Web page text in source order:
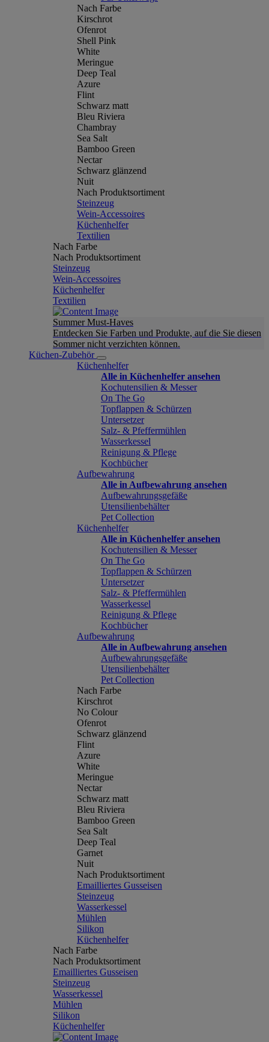
Nach Farbe
Kirschrot
Ofenrot
Shell Pink
White
Meringue
Deep Teal
Azure
Flint
Schwarz matt
Bleu Riviera
Chambray
Sea Salt
Bamboo Green
Nectar
Schwarz glänzend
Nuit
Nach Produktsortiment
Steinzeug
Wein-Accessoires
Küchenhelfer
Textilien
Nach Farbe
Nach Produktsortiment
Steinzeug
Wein-Accessoires
Küchenhelfer
Textilien
Summer Must-Haves
Entdecken Sie Farben und Produkte, auf die Sie diesen
Sommer nicht verzichten können.
Küchen-Zubehör
Küchenhelfer
Alle in Küchenhelfer ansehen
Kochutensilien & Messer
On The Go
Topflappen & Schürzen
Untersetzer
Salz- & Pfeffermühlen
Wasserkessel
Reinigung & Pflege
Kochbücher
Aufbewahrung
Alle in Aufbewahrung ansehen
Aufbewahrungsgefäße
Utensilienbehälter
Pet Collection
Küchenhelfer
Alle in Küchenhelfer ansehen
Kochutensilien & Messer
On The Go
Topflappen & Schürzen
Untersetzer
Salz- & Pfeffermühlen
Wasserkessel
Reinigung & Pflege
Kochbücher
Aufbewahrung
Alle in Aufbewahrung ansehen
Aufbewahrungsgefäße
Utensilienbehälter
Pet Collection
Nach Farbe
Kirschrot
No Colour
Ofenrot
Schwarz glänzend
Flint
Azure
White
Meringue
Nectar
Schwarz matt
Bleu Riviera
Bamboo Green
Sea Salt
Deep Teal
Garnet
Nuit
Nach Produktsortiment
Emailliertes Gusseisen
Steinzeug
Wasserkessel
Mühlen
Silikon
Küchenhelfer
Nach Farbe
Nach Produktsortiment
Emailliertes Gusseisen
Steinzeug
Wasserkessel
Mühlen
Silikon
Küchenhelfer